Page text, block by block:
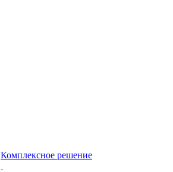
Комплексное решение